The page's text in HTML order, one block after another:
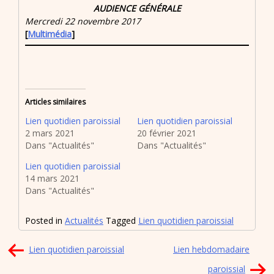
AUDIENCE GÉNÉRALE
Mercredi 22 novembre 2017
[Multimédia]
Articles similaires
Lien quotidien paroissial
2 mars 2021
Dans "Actualités"
Lien quotidien paroissial
20 février 2021
Dans "Actualités"
Lien quotidien paroissial
14 mars 2021
Dans "Actualités"
Posted in Actualités Tagged Lien quotidien paroissial
Navigation
Lien quotidien paroissial
Lien hebdomadaire
paroissial